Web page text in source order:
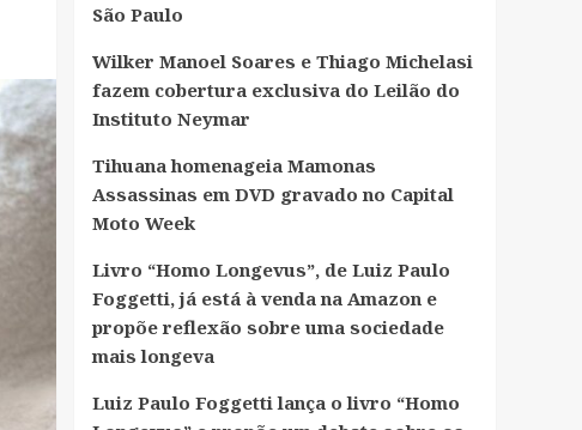
São Paulo
Wilker Manoel Soares e Thiago Michelasi
fazem cobertura exclusiva do Leilão do
Instituto Neymar
Tihuana homenageia Mamonas
Assassinas em DVD gravado no Capital
Moto Week
Livro “Homo Longevus”, de Luiz Paulo
Foggetti, já está à venda na Amazon e
propõe reflexão sobre uma sociedade
mais longeva
Luiz Paulo Foggetti lança o livro “Homo